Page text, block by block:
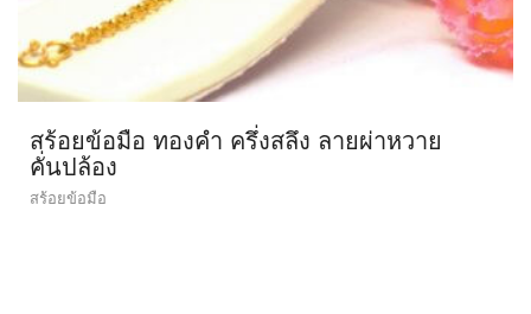
สร้อยข้อมือ ทองคำ ครึ่งสลึง ลายผ่าหวาย
คั่นปล้อง
สร้อยข้อมือ